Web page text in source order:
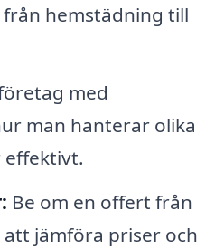
hemstädning till
med
man hanterar olika
Be om en offert från
jämföra priser och